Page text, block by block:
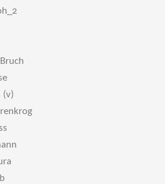
(v)